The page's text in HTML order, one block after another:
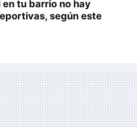
tu barrio no hay
según este